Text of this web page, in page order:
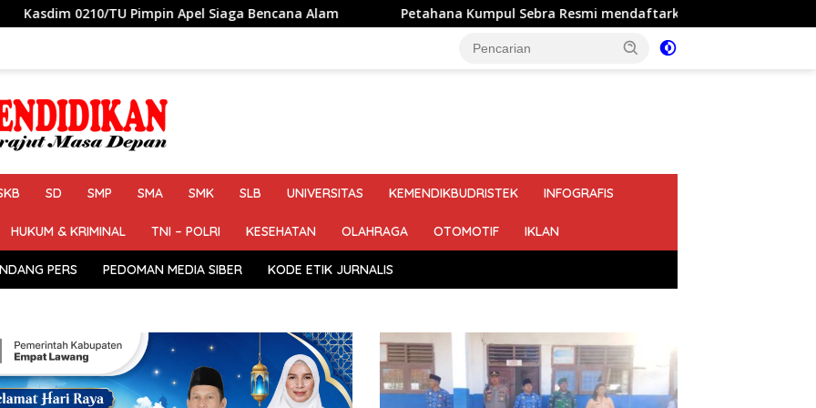
Apel Siaga Bencana Alam Petahana Kumpul Sebra Resmi mendaftarkan diri sebagai calon Kepala Desa Jejalen
SD SMP SMA SMK SLB UNIVERSITAS KEMENDIKBUDRISTEK INFOGRAFIS
HUKUM & KRIMINAL TNI – POLRI KESEHATAN OLAHRAGA OTOMOTIF IKLAN
PERS PEDOMAN MEDIA SIBER KODE ETIK JURNALIS